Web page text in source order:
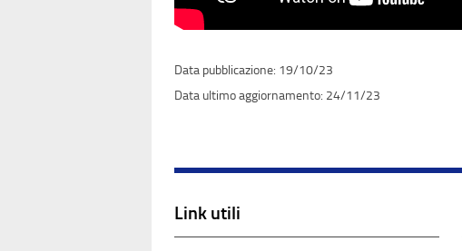
19/10/23
24/11/23
Link utili